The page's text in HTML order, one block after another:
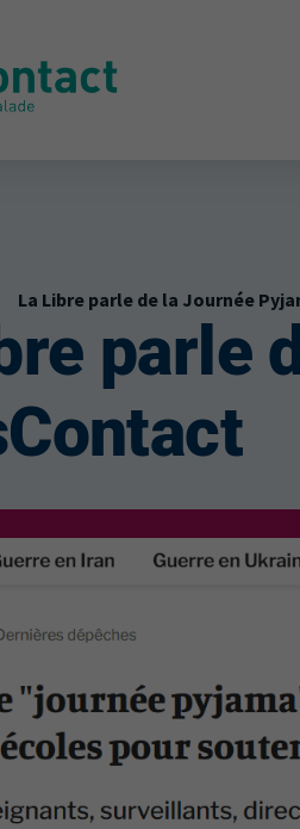
La Libre parle de la Journée
parle